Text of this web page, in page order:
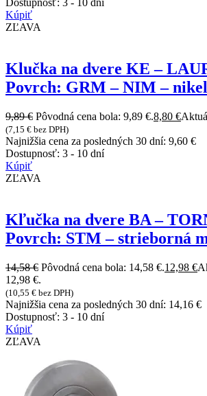
Dostupnosť: 3 - 10 dní
Kúpiť
ZĽAVA
Klučka na dvere KE –
Povrch: GRM – NIM –
9,89€ Pôvodná cena bola: 9,89 €.8,80 €
(7,15 € bez DPH)
Najnižšia cena za posledných 30 dní: 9,60 €
Dostupnosť: 3 - 10 dní
Kúpiť
ZĽAVA
Kľučka na dvere BA –
Povrch: STM – strieborná
14,58€ Pôvodná cena bola: 14,58 €.12,98 €
12,98 €.
(10,55 € bez DPH)
Najnižšia cena za posledných 30 dní: 14,16 €
Dostupnosť: 3 - 10 dní
Kúpiť
ZĽAVA